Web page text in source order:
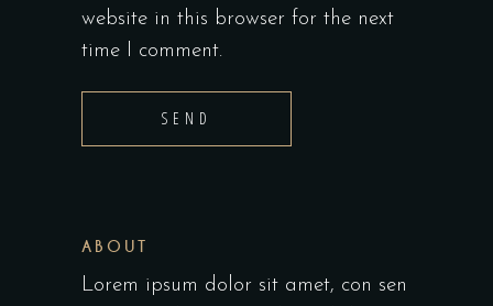
website in this browser for the next
time I comment.
SEND
ABOUT
Lorem ipsum dolor sit amet, con sen